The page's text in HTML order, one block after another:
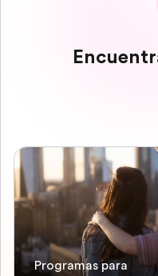
Programas para